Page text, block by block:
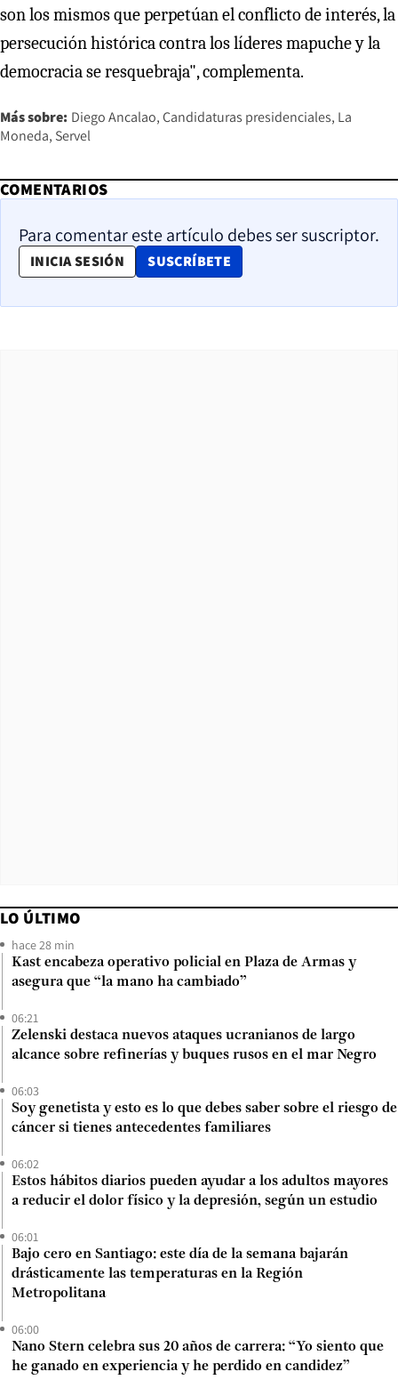
son los mismos que perpetúan el conflicto de interés, la
persecución histórica contra los líderes mapuche y la
democracia se resquebraja", complementa.
Más sobre: Diego Ancalao Candidaturas presidenciales La
Moneda Servel
COMENTARIOS
Para comentar este artículo debes ser suscriptor.
INICIA SESIÓN SUSCRÍBETE
OPENS IN NEW WINDOW
LO ÚLTIMO
hace 28 min
Kast encabeza operativo policial en Plaza de Armas y
asegura que “la mano ha cambiado”
06:21
Zelenski destaca nuevos ataques ucranianos de largo
alcance sobre refinerías y buques rusos en el mar Negro
06:03
Soy genetista y esto es lo que debes saber sobre el riesgo de
cáncer si tienes antecedentes familiares
06:02
Estos hábitos diarios pueden ayudar a los adultos mayores
a reducir el dolor físico y la depresión, según un estudio
06:01
Bajo cero en Santiago: este día de la semana bajarán
drásticamente las temperaturas en la Región
Metropolitana
06:00
Nano Stern celebra sus 20 años de carrera: “Yo siento que
he ganado en experiencia y he perdido en candidez”